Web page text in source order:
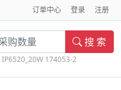
订单中心 登录 注册
搜 索
IP6520_20W 174053-2